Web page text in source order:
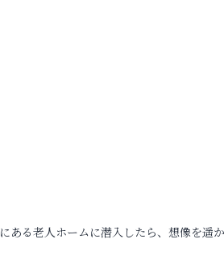
る老人ホームに潜入したら、想像を遥